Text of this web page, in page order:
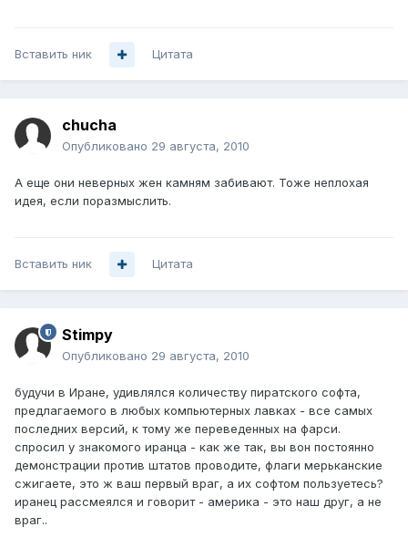
Вставить ник Цитата
chucha
Опубликовано 29 августа, 2010
А еще они неверных жен камням забивают. Тоже неплохая
идея, если поразмыслить.
Вставить ник Цитата
Stimpy
Опубликовано 29 августа, 2010
будучи в Иране, удивлялся количеству пиратского софта,
предлагаемого в любых компьютерных лавках - все самых
последних версий, к тому же переведенных на фарси.
спросил у знакомого иранца - как же так, вы вон постоянно
демонстрации против штатов проводите, флаги мерьканские
сжигаете, это ж ваш первый враг, а их софтом пользуетесь?
иранец рассмеялся и говорит - америка - это наш друг, а не
враг..